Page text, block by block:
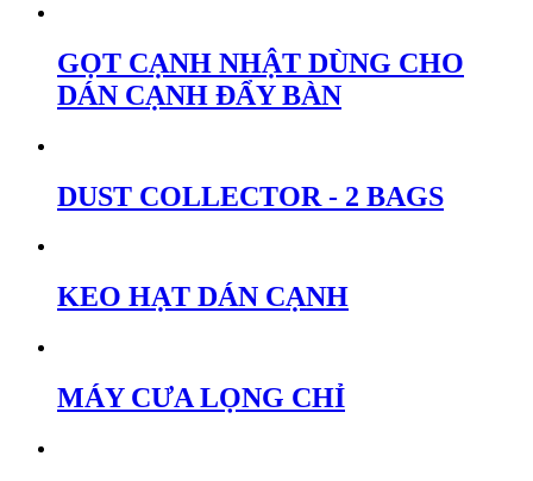
GỌT CẠNH NHẬT DÙNG CHO
DÁN CẠNH ĐẨY BÀN
DUST COLLECTOR - 2 BAGS
KEO HẠT DÁN CẠNH
MÁY CƯA LỌNG CHỈ